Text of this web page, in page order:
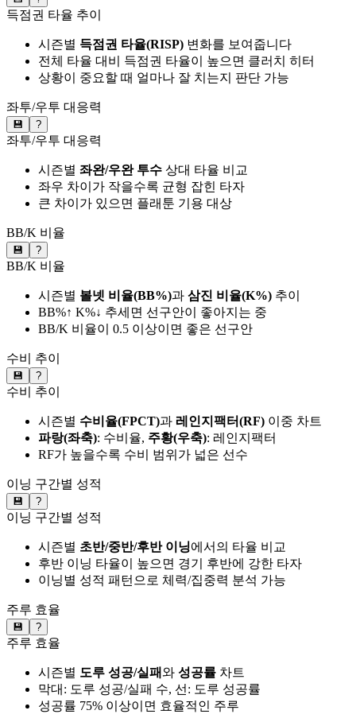
득점권 타율 추이
시즌별 득점권 타율(RISP) 변화를 보여줍니다
전체 타율 대비 득점권 타율이 높으면 클러치 히터
상황이 중요할 때 얼마나 잘 치는지 판단 가능
좌투/우투 대응력
💾 ?
좌투/우투 대응력
시즌별 좌완/우완 투수 상대 타율 비교
좌우 차이가 작을수록 균형 잡힌 타자
큰 차이가 있으면 플래툰 기용 대상
BB/K 비율
💾 ?
BB/K 비율
시즌별 볼넷 비율(BB%)과 삼진 비율(K%) 추이
BB%↑ K%↓ 추세면 선구안이 좋아지는 중
BB/K 비율이 0.5 이상이면 좋은 선구안
수비 추이
💾 ?
수비 추이
시즌별 수비율(FPCT)과 레인지팩터(RF) 이중 차트
파랑(좌축): 수비율, 주황(우축): 레인지팩터
RF가 높을수록 수비 범위가 넓은 선수
이닝 구간별 성적
💾 ?
이닝 구간별 성적
시즌별 초반/중반/후반 이닝에서의 타율 비교
후반 이닝 타율이 높으면 경기 후반에 강한 타자
이닝별 성적 패턴으로 체력/집중력 분석 가능
주루 효율
💾 ?
주루 효율
시즌별 도루 성공/실패와 성공률 차트
막대: 도루 성공/실패 수, 선: 도루 성공률
성공률 75% 이상이면 효율적인 주루